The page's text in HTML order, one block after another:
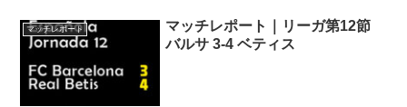
マッチレポート
マッチレポート｜リーガ第12節
バルサ 3-4 ベティス